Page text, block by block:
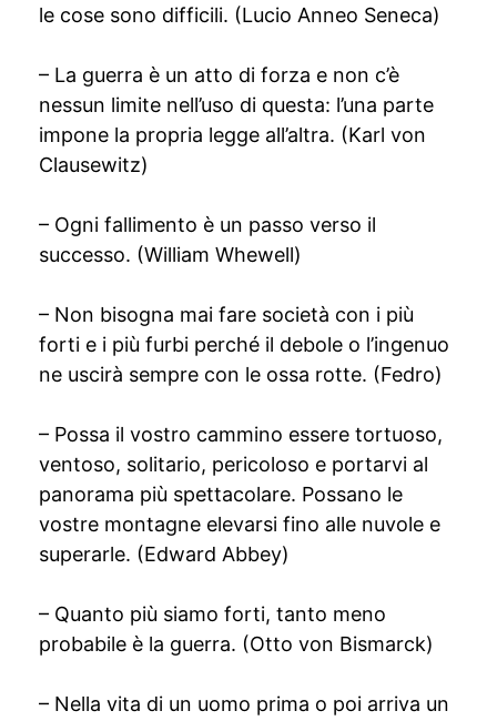
le cose sono difficili. (Lucio Anneo Seneca)
– La guerra è un atto di forza e non c’è
nessun limite nell’uso di questa: l’una parte
impone la propria legge all’altra. (Karl von
Clausewitz)
– Ogni fallimento è un passo verso il
successo. (William Whewell)
– Non bisogna mai fare società con i più
forti e i più furbi perché il debole o l’ingenuo
ne uscirà sempre con le ossa rotte. (Fedro)
– Possa il vostro cammino essere tortuoso,
ventoso, solitario, pericoloso e portarvi al
panorama più spettacolare. Possano le
vostre montagne elevarsi fino alle nuvole e
superarle. (Edward Abbey)
– Quanto più siamo forti, tanto meno
probabile è la guerra. (Otto von Bismarck)
– Nella vita di un uomo prima o poi arriva un